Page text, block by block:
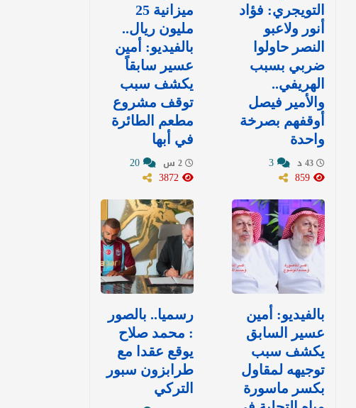
التويجري: فؤاد
أنور ولاعبو
النصر حاولوا
ضربي بسبب
الهريفي..
والأمير فيصل
أوقفهم بصرخة
واحدة
ميزانية 25
مليون ريال..
بالفيديو: أمين
عسير سابقاً
يكشف سبب
توقف مشروع
مطعم الطائرة
في أبها
بالفيديو: أمين
عسير السابق
يكشف سبب
توجيهه لمقاول
بكسر ماسورة
رسميا.. بالصور
: محمد صلاح
يوقع عقدا مع
طرابزون سبور
التركي